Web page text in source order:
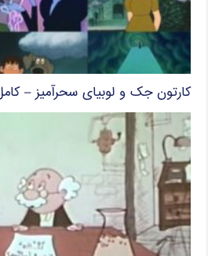
کارتون جک و لوبیای سحرآمیز –